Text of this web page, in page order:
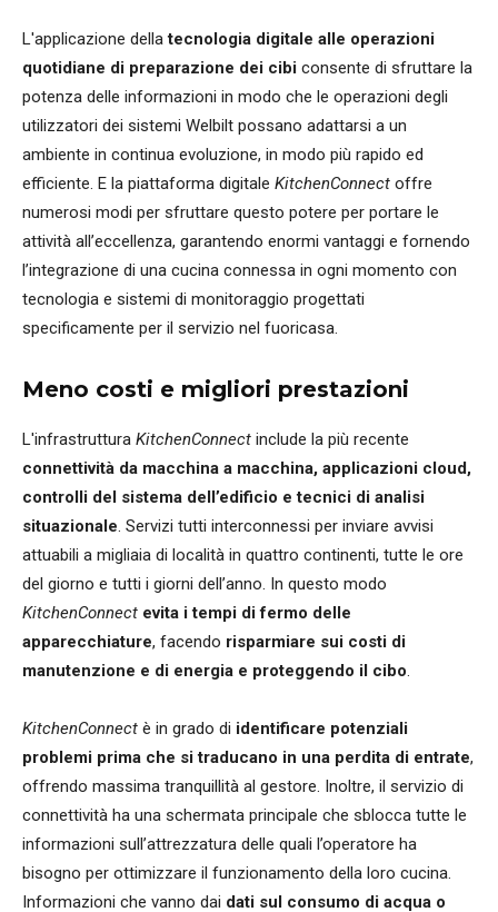
L'applicazione dellatecnologia digitale alle operazioni
quotidiane di preparazione dei cibi consente di sfruttare la
potenza delle informazioni in modo che le operazioni degli
utilizzatori dei sistemi Welbilt possano adattarsi a un
ambiente in continua evoluzione, in modo più rapido ed
efficiente. E la piattaforma digitale KitchenConnect offre
numerosi modi per sfruttare questo potere per portare le
attività all’eccellenza, garantendo enormi vantaggi e fornendo
l’integrazione di una cucina connessa in ogni momento con
tecnologia e sistemi di monitoraggio progettati
specificamente per il servizio nel fuoricasa.
Meno costi e migliori prestazioni
L'infrastruttura KitchenConnect include la più recente
connettività da macchina a macchina, applicazioni cloud,
controlli del sistema dell’edificio e tecnici di analisi
situazionale. Servizi tutti interconnessi per inviare avvisi
attuabili a migliaia di località in quattro continenti, tutte le ore
del giorno e tutti i giorni dell’anno. In questo modo
KitchenConnect evita i tempi di fermo delle
apparecchiature, facendo risparmiare sui costi di
manutenzione e di energia e proteggendo il cibo.
KitchenConnect è in grado di identificare potenziali
problemi prima che si traducano in una perdita di entrate,
offrendo massima tranquillità al gestore. Inoltre, il servizio di
connettività ha una schermata principale che sblocca tutte le
informazioni sull’attrezzatura delle quali l’operatore ha
bisogno per ottimizzare il funzionamento della loro cucina.
Informazioni che vanno dai dati sul consumo di acqua o